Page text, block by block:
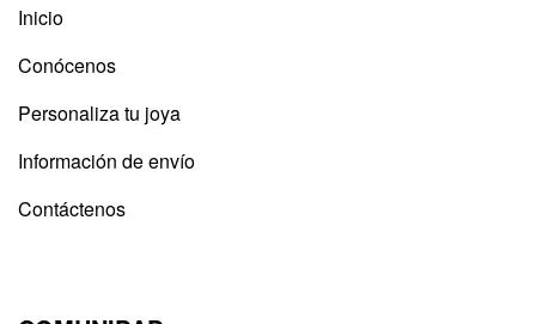
Inicio
Conócenos
Personaliza tu joya
Información de envío
Contáctenos